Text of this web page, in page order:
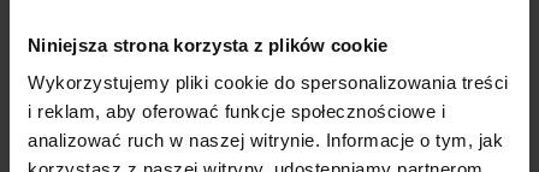
Niniejsza strona korzysta z plików cookie
Wykorzystujemy pliki cookie do spersonalizowania treści
i reklam, aby oferować funkcje społecznościowe i
analizować ruch w naszej witrynie. Informacje o tym, jak
Dodaj do koszyka
Trzecia poszewka -90%